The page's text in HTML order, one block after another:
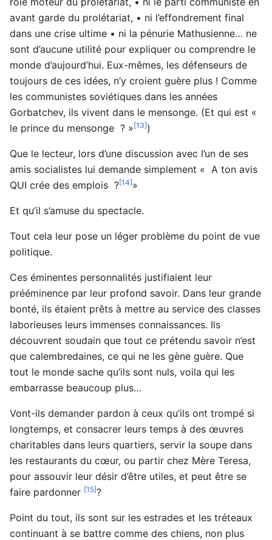
avant garde du prolétariat, • ni l’effondrement final
dans une crise ultime • ni la pénurie Mathusienne… ne
sont d’aucune utilité pour expliquer ou comprendre le
monde d’aujourd’hui. Eux-mêmes, les défenseurs de
toujours de ces idées, n’y croient guère plus ! Comme
les communistes soviétiques dans les années
Gorbatchev, ils vivent dans le mensonge. (Et qui est «
le prince du mensonge ? »[13])
Que le lecteur, lors d’une discussion avec l’un de ses
amis socialistes lui demande simplement « A ton avis
QUI crée des emplois ?[14]»
Et qu’il s’amuse du spectacle.
Tout cela leur pose un léger problème du point de vue
politique.
Ces éminentes personnalités justifiaient leur
prééminence par leur profond savoir. Dans leur grande
bonté, ils étaient prêts à mettre au service des classes
laborieuses leurs immenses connaissances. Ils
découvrent soudain que tout ce prétendu savoir n’est
que calembredaines, ce qui ne les gène guère. Que
tout le monde sache qu’ils sont nuls, voila qui les
embarrasse beaucoup plus…
Vont-ils demander pardon à ceux qu’ils ont trompé si
longtemps, et consacrer leurs temps à des œuvres
charitables dans leurs quartiers, servir la soupe dans
les restaurants du cœur, ou partir chez Mère Teresa,
pour assouvir leur désir d’être utiles, et peut être se
faire pardonner [15]?
Point du tout, ils sont sur les estrades et les tréteaux
continuant à se battre comme des chiens, non plus